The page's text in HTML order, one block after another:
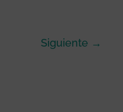
Siguiente →